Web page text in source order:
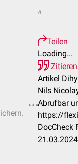
A
Teilen
Loading...
Zitieren
Artikel
Nils
Abrufbar
https://
DocCheck
21.03.2024